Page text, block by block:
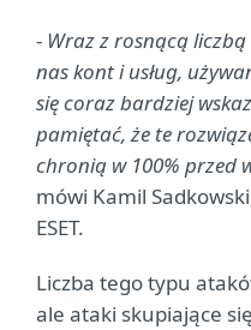
- Wraz z rosnącą
nas kont i usług,
się coraz bardziej
pamiętać, że te
chronią w 100% przed
mówi Kamil
ESET.
Liczba tego typu
ale ataki skupiające